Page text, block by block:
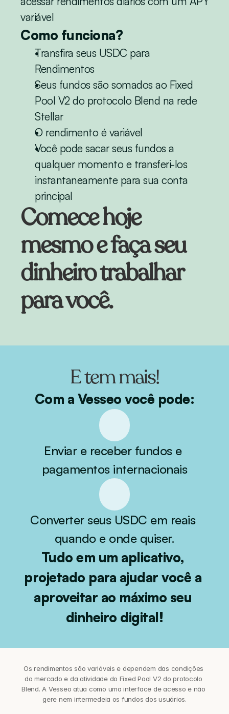
variável
Como funciona?
Transfira seus USDC para
Rendimentos
Seus fundos são somados ao Fixed
Pool V2 do protocolo Blend na rede
Stellar
O rendimento é variável
Você pode sacar seus fundos a
qualquer momento e transferi-los
instantaneamente para sua conta
principal
Comece hoje
mesmo e faça seu
dinheiro trabalhar
para você.
E tem mais!
Com a Vesseo você pode:
Enviar e receber fundos e
pagamentos internacionais
Converter seus USDC em reais
quando e onde quiser.
Tudo em um aplicativo,
projetado para ajudar você a
aproveitar ao máximo seu
dinheiro digital!
Os rendimentos são variáveis e dependem das condições
do mercado e da atividade do Fixed Pool V2 do protocolo
Blend. A Vesseo atua como uma interface de acesso e não
gere nem intermedeia os fundos dos usuários.